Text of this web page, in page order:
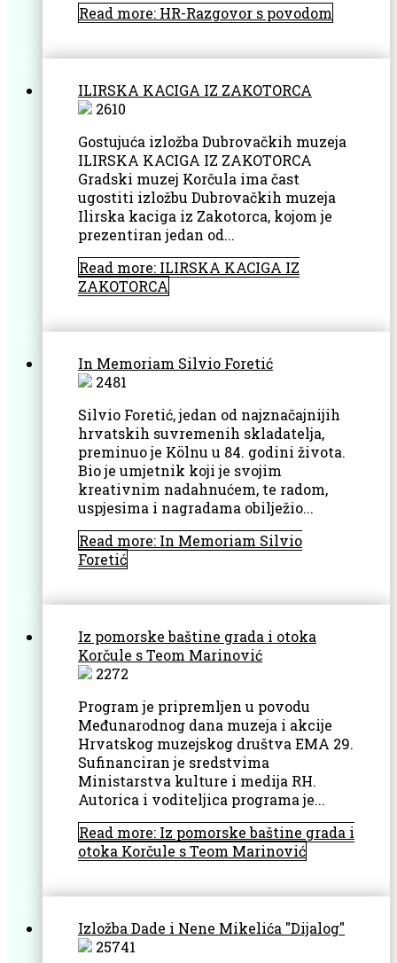
Read more: HR-Razgovor s povodom
ILIRSKA KACIGA IZ ZAKOTORCA
2610
Gostujuća izložba Dubrovačkih muzeja
ILIRSKA KACIGA IZ ZAKOTORCA
Gradski muzej Korčula ima čast
ugostiti izložbu Dubrovačkih muzeja
Ilirska kaciga iz Zakotorca, kojom je
prezentiran jedan od...
Read more: ILIRSKA KACIGA IZ
ZAKOTORCA
In Memoriam Silvio Foretić
2481
Silvio Foretić, jedan od najznačajnijih
hrvatskih suvremenih skladatelja,
preminuo je Kölnu u 84. godini života.
Bio je umjetnik koji je svojim
kreativnim nadahnućem, te radom,
uspjesima i nagradama obilježio...
Read more: In Memoriam Silvio
Foretić
Iz pomorske baštine grada i otoka
Korčule s Teom Marinović
2272
Program je pripremljen u povodu
Međunarodnog dana muzeja i akcije
Hrvatskog muzejskog društva EMA 29.
Sufinanciran je sredstvima
Ministarstva kulture i medija RH.
Autorica i voditeljica programa je...
Read more: Iz pomorske baštine grada i
otoka Korčule s Teom Marinović
Izložba Dade i Nene Mikelića "Dijalog"
25741